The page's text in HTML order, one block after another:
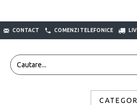
CONTACT COMENZI TELEFONICE